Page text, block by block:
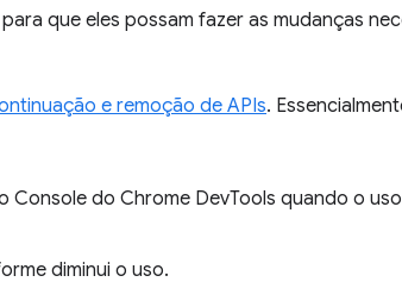
que eles possam fazer as mudanças
e remoção de APIs.
Console do Chrome DevTools quando o
diminui o uso.